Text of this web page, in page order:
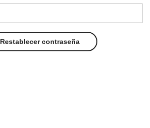
Restablecer contraseña